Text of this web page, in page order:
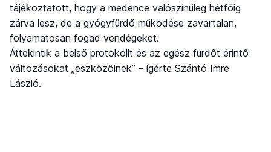
tájékoztatott, hogy a medence valószínűleg hétfőig
zárva lesz, de a gyógyfürdő működése zavartalan,
folyamatosan fogad vendégeket.
Áttekintik a belső protokollt és az egész fürdőt érintő
változásokat „eszközölnek” – ígérte Szántó Imre
László.